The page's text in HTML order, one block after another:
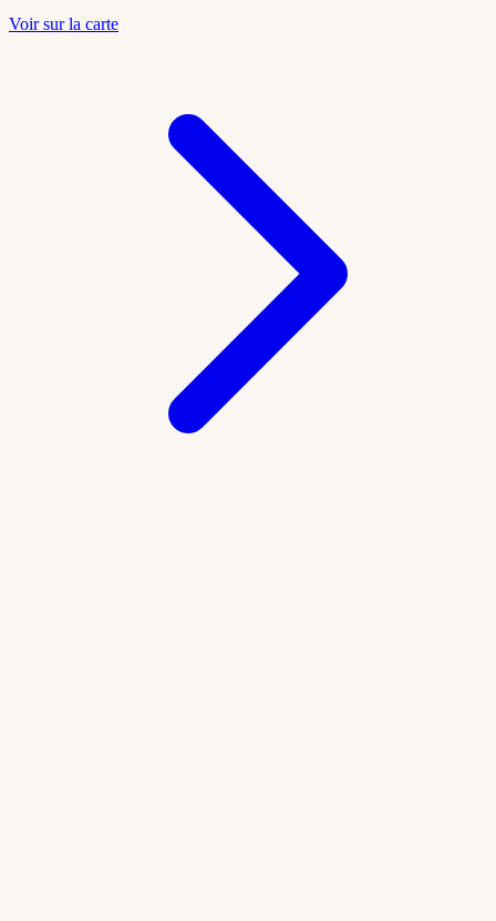
Voir sur la carte